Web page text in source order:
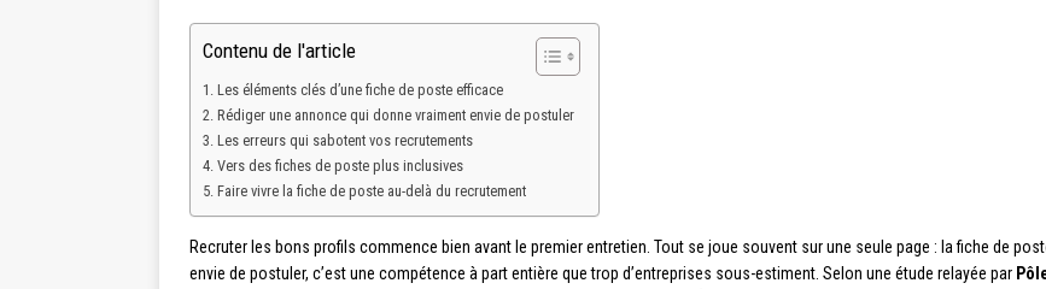
Contenu de l'article
Les éléments clés d’une fiche de poste efficace
Rédiger une annonce qui donne vraiment envie de postuler
Les erreurs qui sabotent vos recrutements
Vers des fiches de poste plus inclusives
Faire vivre la fiche de poste au-delà du recrutement
Recruter les bons profils commence bien avant le premier entretien. Tout se joue souvent sur une seule page : la fiche de
envie de postuler, c’est une compétence à part entière que trop d’entreprises sous-estiment. Selon une étude relayée par